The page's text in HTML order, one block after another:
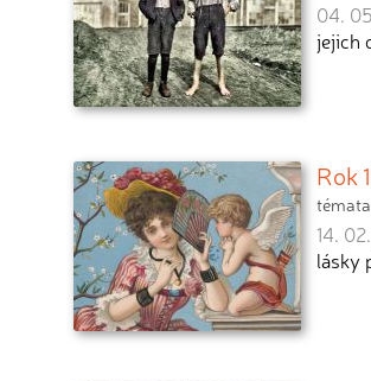
04.
jejich
Rok
14.
lásky